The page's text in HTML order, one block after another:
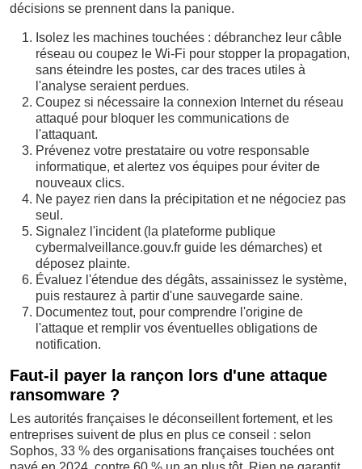
décisions se prennent dans la panique.
Isolez les machines touchées : débranchez leur câble
réseau ou coupez le Wi-Fi pour stopper la propagation,
sans éteindre les postes, car des traces utiles à
l'analyse seraient perdues.
Coupez si nécessaire la connexion Internet du réseau
attaqué pour bloquer les communications de
l'attaquant.
Prévenez votre prestataire ou votre responsable
informatique, et alertez vos équipes pour éviter de
nouveaux clics.
Ne payez rien dans la précipitation et ne négociez pas
seul.
Signalez l'incident (la plateforme publique
cybermalveillance.gouv.fr guide les démarches) et
déposez plainte.
Évaluez l'étendue des dégâts, assainissez le système,
puis restaurez à partir d'une sauvegarde saine.
Documentez tout, pour comprendre l'origine de
l'attaque et remplir vos éventuelles obligations de
notification.
Faut-il payer la rançon lors d'une attaque
ransomware ?
Les autorités françaises le déconseillent fortement, et les
entreprises suivent de plus en plus ce conseil : selon
Sophos, 33 % des organisations françaises touchées ont